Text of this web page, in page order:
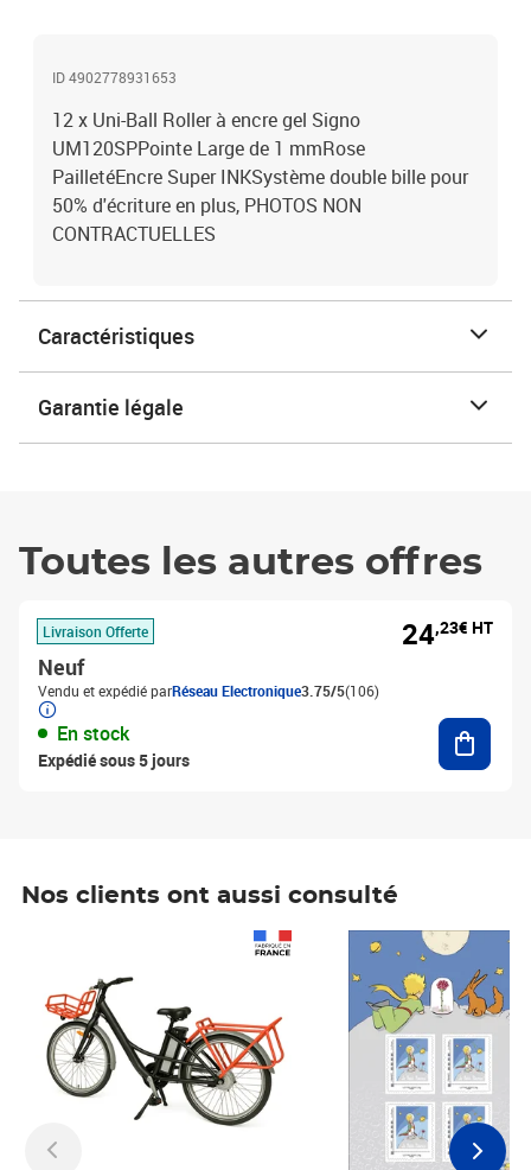
ID 4902778931653
12 x Uni-Ball Roller à encre gel Signo
UM120SPPointe Large de 1 mmRose
PailletéEncre Super INKSystème double bille pour
50% d'écriture en plus, PHOTOS NON
CONTRACTUELLES
Caractéristiques
Garantie légale
Toutes les autres offres
Livraison Offerte
Neuf
Vendu et expédié parRéseau Electronique3.75/5(106)
En stock
Expédié sous 5 jours
24,23€ HT
Nos clients ont aussi consulté
Prix 6,25€ HT